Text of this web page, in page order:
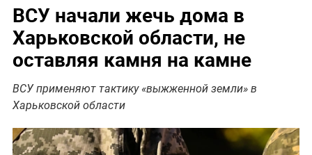
ВСУ начали жечь дома в
Харьковской области, не
оставляя камня на камне
ВСУ применяют тактику «выжженной земли» в
Харьковской области